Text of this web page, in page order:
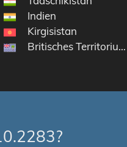
Indien
Kirgisistan
Britisches